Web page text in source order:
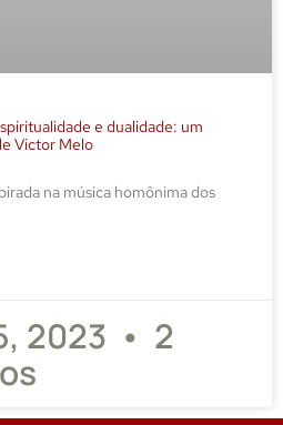
e dualidade: um
Victor Melo
na música homônima dos
2023
2